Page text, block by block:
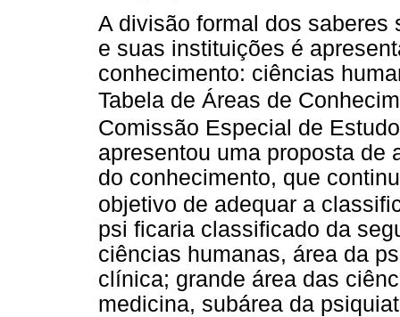
A divisão formal dos saberes
e suas instituições é
conhecimento: ciências
Tabela de Áreas de
Comissão Especial de
apresentou uma proposta de
do conhecimento, que
objetivo de adequar a
psi ficaria classificado da
ciências humanas, área da
clínica; grande área das
medicina, subárea da